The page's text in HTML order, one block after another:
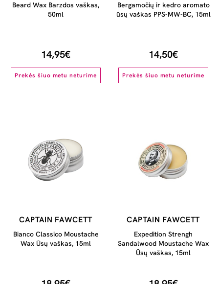
Beard Wax Barzdos vaškas,
50ml
14,95€
Prekės šiuo metu neturime
Bergamočių ir kedro aromato
ūsų vaškas PPS-MW-BC, 15ml
14,50€
Prekės šiuo metu neturime
CAPTAIN FAWCETT
Bianco Classico Moustache
Wax Ūsų vaškas, 15ml
CAPTAIN FAWCETT
Expedition Strengh
Sandalwood Moustache Wax
Ūsų vaškas, 15ml